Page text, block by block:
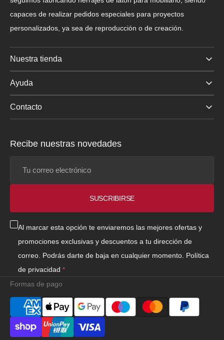
capaces de realizar pedidos especiales para proyectos
personalizados, ya sea de reproducción o de creación.
Nuestra tienda
Ayuda
Contacto
Recibe nuestras novedades
SUSCRIBIRSE
Al marcar esta opción te enviaremos las mejores ofertas y
promociones exclusivas y descuentos a tu dirección de
correo. Podrás darte de baja en cualquier momento. Política
de privacidad
Formas de pago